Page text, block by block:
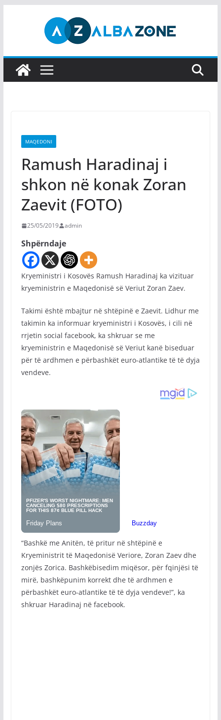
MAQEDONI
Ramush Haradinaj i
shkon në konak Zoran
Zaevit (FOTO)
25/05/2019 admin
Shpërndaje
Kryeministri i Kosovës Ramush Haradinaj ka vizituar
kryeministrin e Maqedonisë së Veriut Zoran Zaev.
Takimi është mbajtur në shtëpinë e Zaevit. Lidhur me
takimin ka informuar kryeministri i Kosovës, i cili në
rrjetin social facebook, ka shkruar se me
kryeministrin e Maqedonisë së Veriut kanë biseduar
për të ardhmen e përbashkët euro-atlantike të të dyja
vendeve.
“Bashkë me Anitën, të pritur në shtëpinë e
Kryeministrit të Maqedonisë Veriore, Zoran Zaev dhe
zonjës Zorica. Bashkëbisedim miqësor, për fqinjësi të
mirë, bashkëpunim korrekt dhe të ardhmen e
përbashkët euro-atlantike të të dyja vendeve!”, ka
shkruar Haradinaj në facebook.